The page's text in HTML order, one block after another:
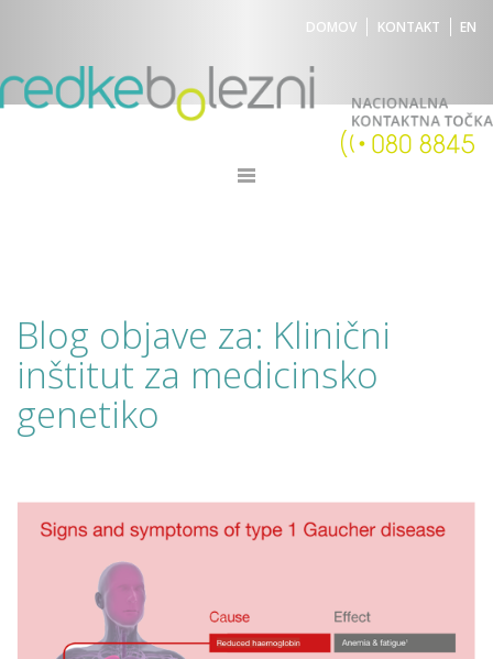
DOMOV KONTAKT EN
Blog objave za: Klinični
inštitut za medicinsko
genetiko